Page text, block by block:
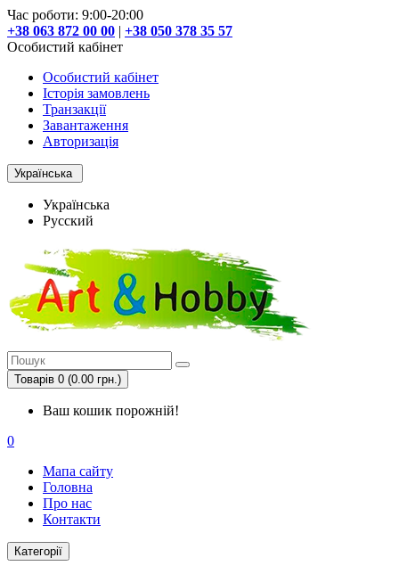
Час роботи: 9:00-20:00
+38 063 872 00 00 | +38 050 378 35 57
Особистий кабінет
Особистий кабінет
Історія замовлень
Транзакції
Завантаження
Авторизація
Українська
Українська
Русский
Товарів 0 (0.00 грн.)
Ваш кошик порожній!
0
Мапа сайту
Головна
Про нас
Контакти
Категорії